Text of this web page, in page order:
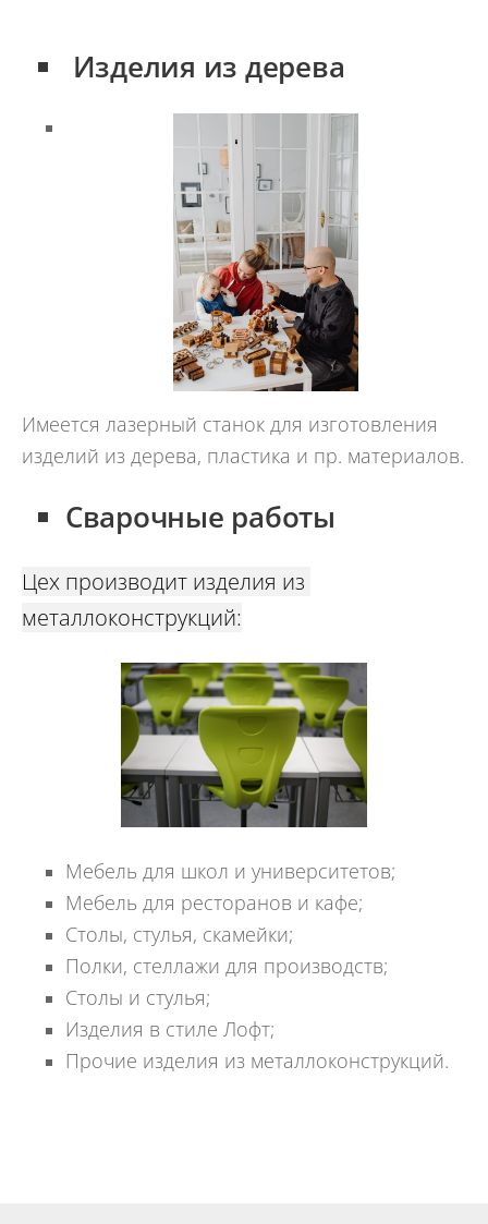
Изделия из дерева
Имеется лазерный станок для изготовления
изделий из дерева, пластика и пр. материалов.
Сварочные работы
Цех производит изделия из
металлоконструкций:
Мебель для школ и университетов;
Мебель для ресторанов и кафе;
Столы, стулья, скамейки;
Полки, стеллажи для производств;
Столы и стулья;
Изделия в стиле Лофт;
Прочие изделия из металлоконструкций.